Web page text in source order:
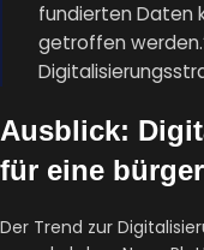
fundierten Daten
getroffen
Ausblick:
für eine
Der Trend zur